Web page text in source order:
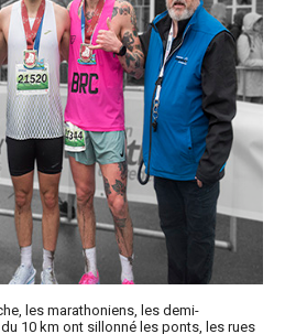
les marathoniens, les demi-
10 km ont sillonné les ponts, les rues